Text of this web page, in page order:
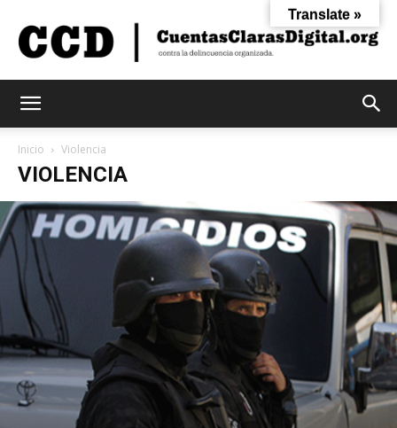
Digital
Inicio Violencia
VIOLENCIA
Translate »